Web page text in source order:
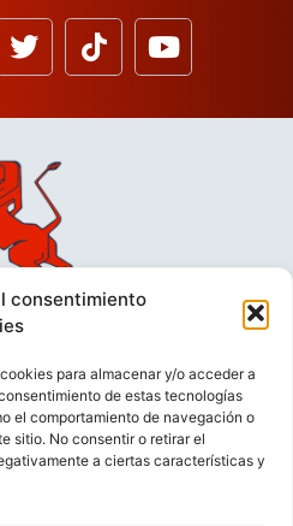
consentimiento
para almacenar y/o acceder a
de estas tecnologías
el comportamiento de navegación o
sitio. No consentir o retirar el
a ciertas características y